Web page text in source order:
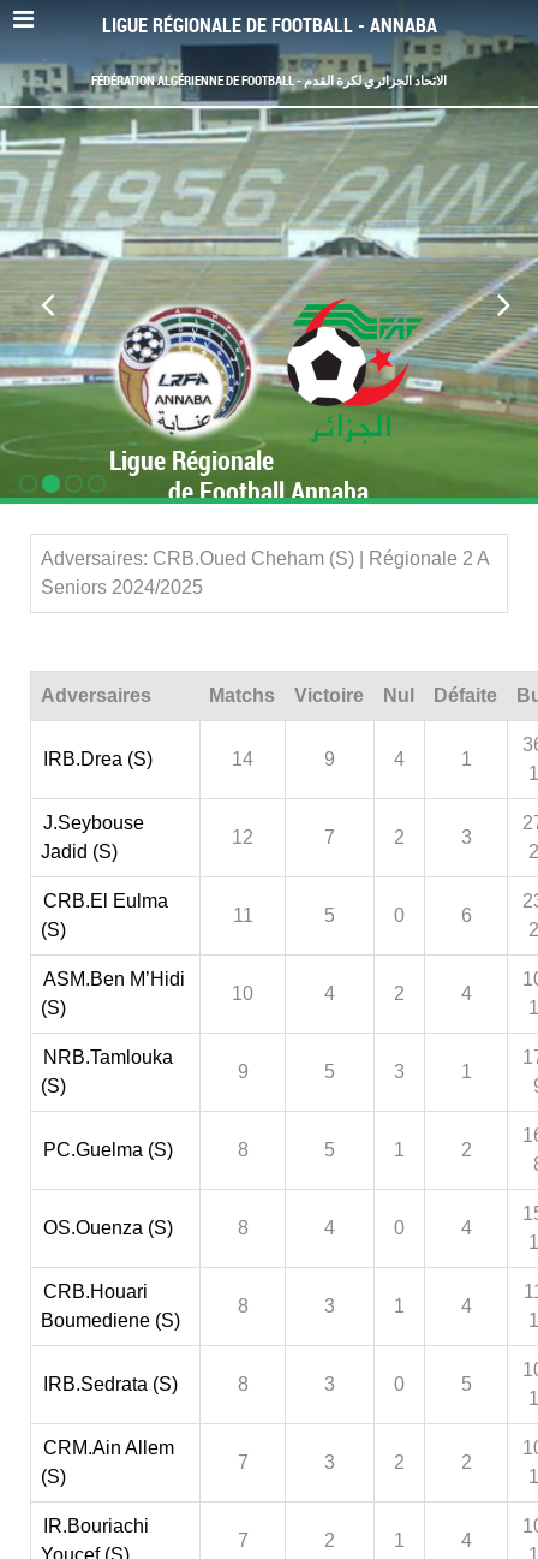
LIGUE RÉGIONALE DE FOOTBALL - ANNABA
FÉDÉRATION ALGÉRIENNE DE FOOTBALL - الاتحاد الجزائري لكرة القدم
Ligue Régionale
de Football Annaba
Adversaires: CRB.Oued Cheham (S) | Régionale 2 A
Seniors 2024/2025
Adversaires Matchs Victoire Nul Défaite
IRB.Drea (S) 14 9 4 1
J.Seybouse
Jadid (S)
12 7 2 3
CRB.El Eulma
(S)
11 5 0 6
ASM.Ben M’Hidi
(S)
10 4 2 4
NRB.Tamlouka
(S)
9 5 3 1
PC.Guelma (S) 8 5 1 2
OS.Ouenza (S) 8 4 0 4
CRB.Houari
Boumediene (S)
8 3 1 4
IRB.Sedrata (S) 8 3 0 5
CRM.Ain Allem
(S)
7 3 2 2
IR.Bouriachi
Youcef (S)
7 2 1 4